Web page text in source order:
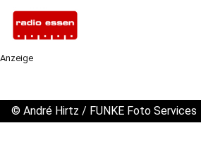
Anzeige
© André Hirtz / FUNKE Foto Services